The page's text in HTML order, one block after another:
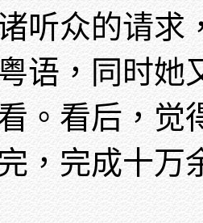
听众的请求
语，同时她
。看后，觉
，完成十万